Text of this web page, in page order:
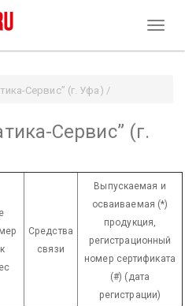
Сервис” (г. Уфа) /
Сервис” (г.
Средства
связи
Выпускаемая и
осваиваемая (*)
продукция,
регистрационный
номер сертификата
(#) (дата
регистрации)